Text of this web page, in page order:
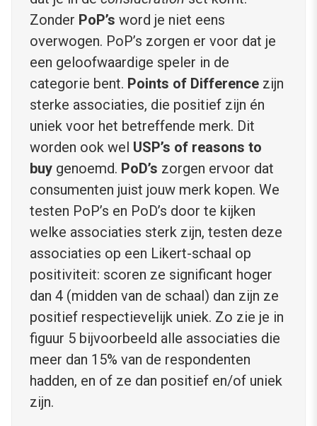
Zonder PoP’s word je niet eens
overwogen. PoP’s zorgen er voor dat je
een geloofwaardige speler in de
categorie bent. Points of Difference zijn
sterke associaties, die positief zijn én
uniek voor het betreffende merk. Dit
worden ook wel USP’s of reasons to
buy genoemd. PoD’s zorgen ervoor dat
consumenten juist jouw merk kopen. We
testen PoP’s en PoD’s door te kijken
welke associaties sterk zijn, testen deze
associaties op een Likert-schaal op
positiviteit: scoren ze significant hoger
dan 4 (midden van de schaal) dan zijn ze
positief respectievelijk uniek. Zo zie je in
figuur 5 bijvoorbeeld alle associaties die
meer dan 15% van de respondenten
hadden, en of ze dan positief en/of uniek
zijn.